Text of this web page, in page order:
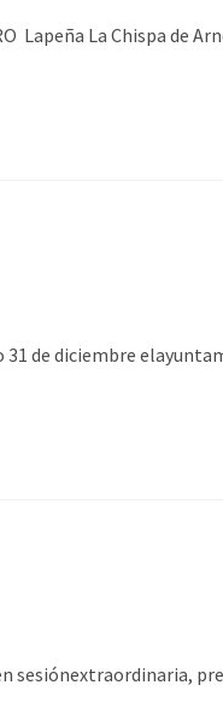
Lapeña La Chispa
31 de diciembre
sesiónextraordinaria,